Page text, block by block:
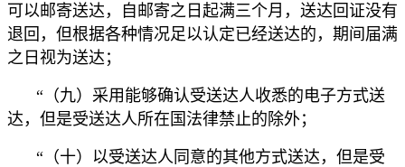
可以邮寄送达，自邮寄之日起满三个月，送达回证没有
退回，但根据各种情况足以认定已经送达的，期间届满
之日视为送达；
“（九）采用能够确认受送达人收悉的电子方式送
达，但是受送达人所在国法律禁止的除外；
“（十）以受送达人同意的其他方式送达，但是受